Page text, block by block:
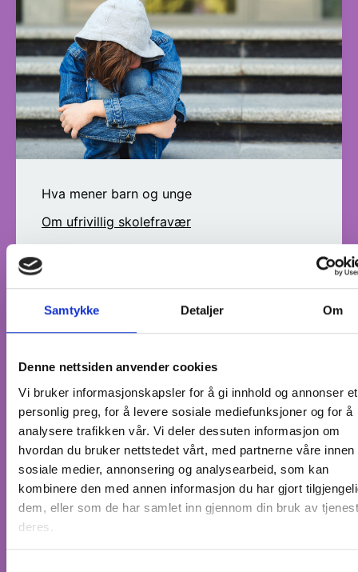
Samtykke Detaljer Om
Denne nettsiden anvender cookies
Vi bruker informasjonskapsler for å gi innhold og annonser et
personlig preg, for å levere sosiale mediefunksjoner og for å
analysere trafikken vår. Vi deler dessuten informasjon om
hvordan du bruker nettstedet vårt, med partnerne våre innen
sosiale medier, annonsering og analysearbeid, som kan
kombinere den med annen informasjon du har gjort
dem, eller som de har samlet inn gjennom din bruk av
deres.
Hva mener barn og unge
Om ufrivillig skolefravær
skolefravær, og har behov for tidligere og
mer systematisk oppfølging enn i dag.